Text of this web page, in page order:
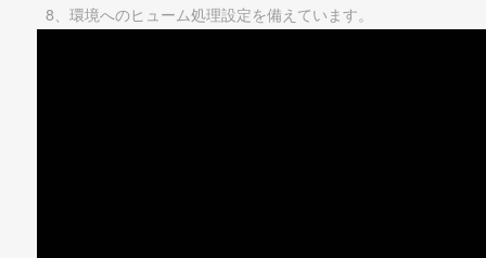
8、環境へのヒューム処理設定を備えています。